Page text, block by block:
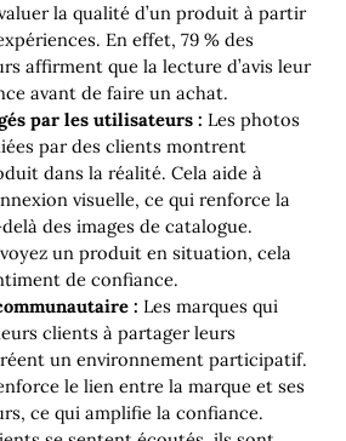
la qualité d’un produit à partir
En effet, 79 % des
affirment que la lecture d’avis leur
avant de faire un achat.
par les utilisateurs : Les photos
par des clients montrent
dans la réalité. Cela aide à
visuelle, ce qui renforce la
des images de catalogue.
un produit en situation, cela
de confiance.
: Les marques qui
clients à partager leurs
un environnement participatif.
le lien entre la marque et ses
ce qui amplifie la confiance.